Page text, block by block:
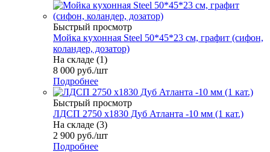
Быстрый просмотр
Мойка кухонная Steel 50*45*23 см, графит (сифон,
коландер, дозатор)
На складе (1)
8 000 руб./шт
Подробнее
Быстрый просмотр
ЛДСП 2750 х1830 Дуб Атланта -10 мм (1 кат.)
На складе (3)
2 900 руб./шт
Подробнее